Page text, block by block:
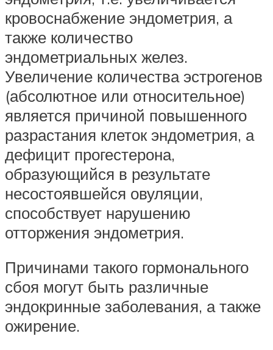
кровоснабжение эндометрия, а
также количество
эндометриальных желез.
Увеличение количества эстрогенов
(абсолютное или относительное)
является причиной повышенного
разрастания клеток эндометрия, а
дефицит прогестерона,
образующийся в результате
несостоявшейся овуляции,
способствует нарушению
отторжения эндометрия.
Причинами такого гормонального
сбоя могут быть различные
эндокринные заболевания, а также
ожирение.